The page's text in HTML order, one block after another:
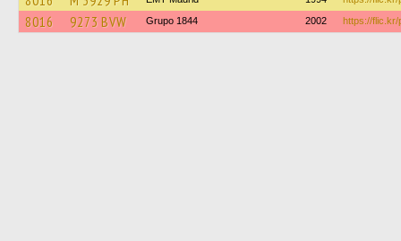
8016 9273 BVW Grupo 1844 2002 https://flic.kr/